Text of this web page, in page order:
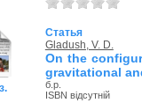
Статья
Gladush, V. D.
On the
gravitational
б.р.
ISBN відсутній